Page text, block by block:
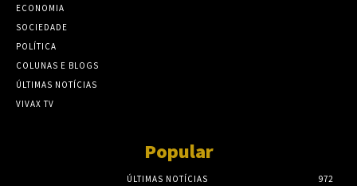
ECONOMIA
SOCIEDADE
POLÍTICA
COLUNAS E BLOGS
ÚLTIMAS NOTÍCIAS
VIVAX TV
Popular
ÚLTIMAS NOTÍCIAS
972